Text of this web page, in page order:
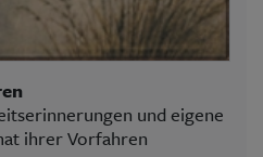
und eigene
ihrer Vorfahren